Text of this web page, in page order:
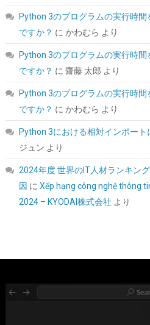
MSI MAG A850GL PCIE5 PC電源ユ
対応 80PLUS GOLD認証 フルモジュ
(543230) GBP 68.70
こちら)
Western Digital ウエスタンデジタル
SN7100 (読取り最大 7,250MB/秒)
WDS100T4X0E-EC 【国内正規代理店
Python 3のプログラムの実行時
ですか？ に かわむら より
Python 3のプログラムの実行時
ですか？ に 齋藤 太郎 より
Python 3のプログラムの実行時
ですか？ に かわむら より
Python 3における相対インポー
ジュン より
2024年度 世界のIT人材ランキン
因 に Xếp hạng công nghệ thông
2024 – KYODAI株式会社 より